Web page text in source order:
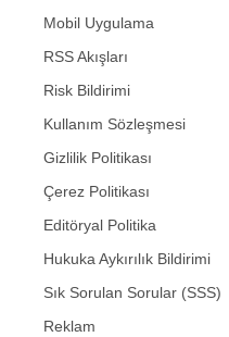
Mobil Uygulama
RSS Akışları
Risk Bildirimi
Kullanım Sözleşmesi
Gizlilik Politikası
Çerez Politikası
Editöryal Politika
Hukuka Aykırılık Bildirimi
Sık Sorulan Sorular (SSS)
Reklam